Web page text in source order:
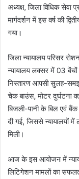
अध्यक्ष, जिला विधिक सेवा
मार्गदर्शन में इस वर्ष की
गया।
जिला न्यायालय परिसर
न्यायालय लक्सर में 03
निस्तारण आपसी सुलह-
चेक बाउंस, मोटर दुर्घटना
बिजली-पानी के बिल एवं
दी गई, जिससे न्यायालयों
मिली।
आज के इस आयोजन में
लिटिगेशन मामलों का